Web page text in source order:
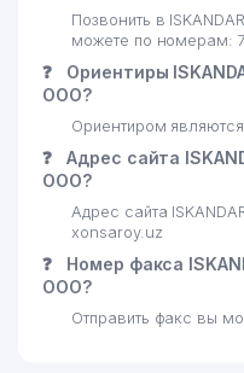
Позвонить в
можете по номерам:
❓
Ориентиры
ООО?
Ориентиром
❓
Адрес сайта
ООО?
Адрес сайта
xonsaroy.uz
❓
Номер факса
ООО?
Отправить факс вы